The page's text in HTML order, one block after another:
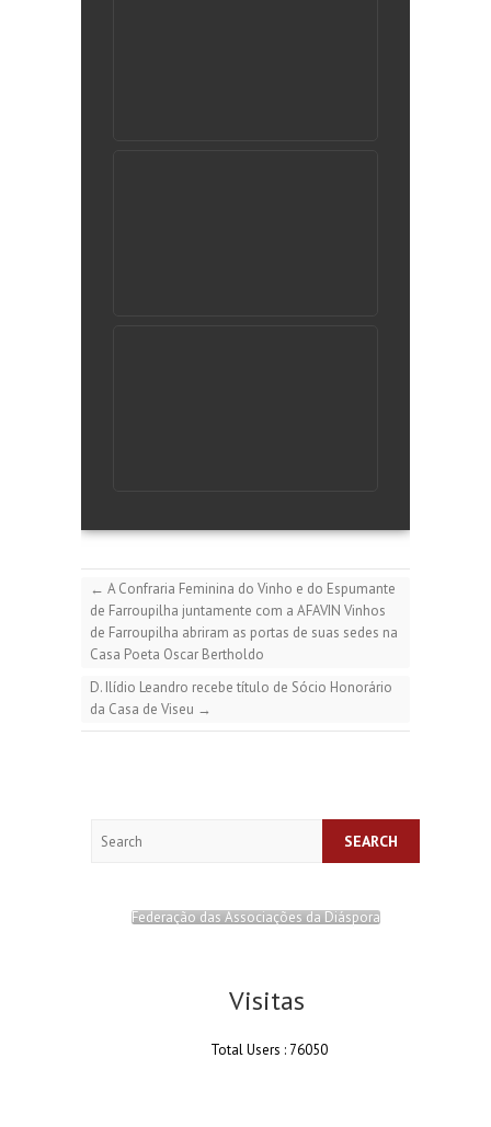
← A Confraria Feminina do Vinho e do Espumante
de Farroupilha juntamente com a AFAVIN Vinhos
de Farroupilha abriram as portas de suas sedes na
Casa Poeta Oscar Bertholdo
D. Ilídio Leandro recebe título de Sócio Honorário
da Casa de Viseu →
Federação das Associações da Diáspora
Visitas
Total Users : 76050